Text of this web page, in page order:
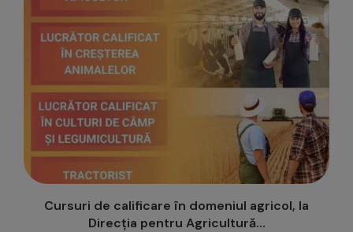
Cursuri de calificare în domeniul agricol, la
Direcția pentru Agricultură...